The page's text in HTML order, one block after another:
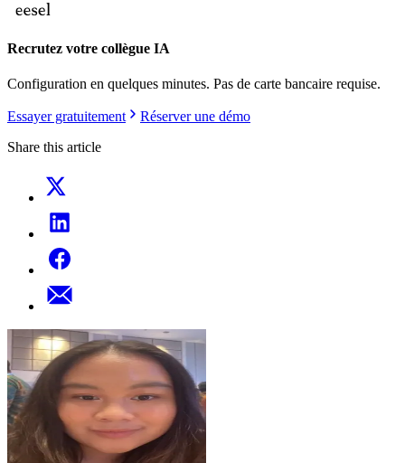
Recrutez votre collègue IA
Configuration en quelques minutes. Pas de carte bancaire requise.
Essayer gratuitement
Réserver une démo
Share this article